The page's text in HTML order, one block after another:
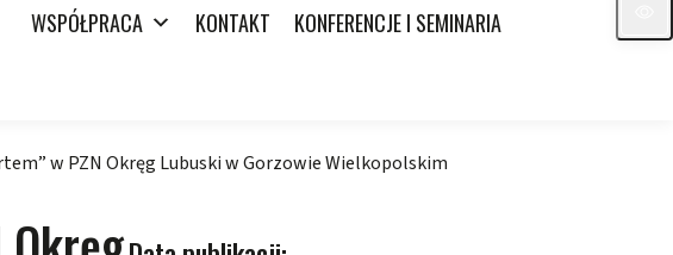
WSPÓŁPRACA
KONTAKT KONFERENCJE I SEMINARIA
w PZN Okręg Lubuski w Gorzowie Wielkopolskim